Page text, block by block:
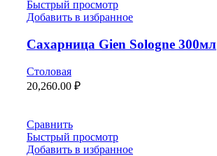
Быстрый просмотр
Добавить в избранное
Сахарница Gien Sologne 300мл
Столовая
20,260.00 ₽
Сравнить
Быстрый просмотр
Добавить в избранное